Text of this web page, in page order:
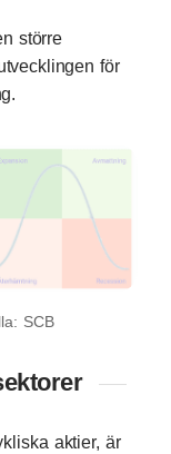
större
för
SCB
aktier, är